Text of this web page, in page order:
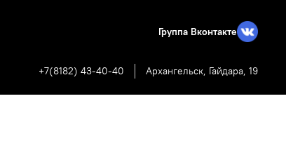
Группа Вконтакте
+7(8182) 43-40-40 Архангельск, Гайдара, 19